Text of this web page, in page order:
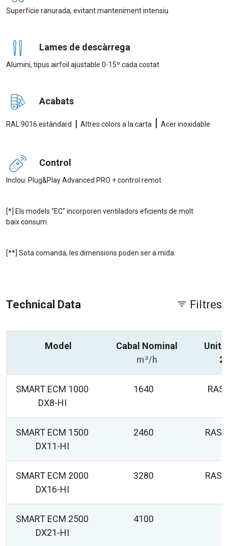
Superfície ranurada, evitant manteniment intensiu
Lames de descàrrega
Alumini, tipus airfoil ajustable 0-15º cada costat
Acabats
RAL 9016 estàndard | Altres colors a la carta | Acer inoxidable
Control
Inclou: Plug&Play Advanced PRO + control remot
[*] Els models “EC” incorporen ventiladors eficients de molt
baix consum.
[**] Sota comanda, les dimensions poden ser a mida.
Technical Data Filtres
Model
Cabal Nominal
m³/h
SMART ECM 1000
DX8-HI
1640
SMART ECM 1500
DX11-HI
2460
SMART ECM 2000
DX16-HI
3280
SMART ECM 2500
DX21-HI
4100